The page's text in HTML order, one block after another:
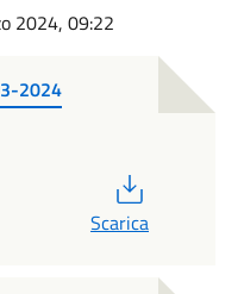
2024, 09:22
2024
Scarica